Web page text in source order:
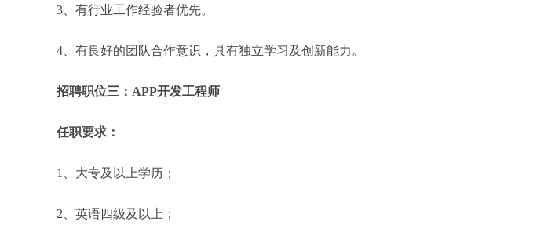
3、有行业工作经验者优先。
4、有良好的团队合作意识，具有独立学习及创新能力。
招聘职位三：APP开发工程师
任职要求：
1、大专及以上学历；
2、英语四级及以上；